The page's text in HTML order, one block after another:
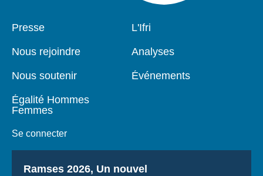
Pied
Presse
Nous rejoindre
Nous soutenir
Égalité Hommes
Femmes
Se connecter
Navigation
L'Ifri
Analyses
Événements
Titre
Ramses 2026, Un nouvel